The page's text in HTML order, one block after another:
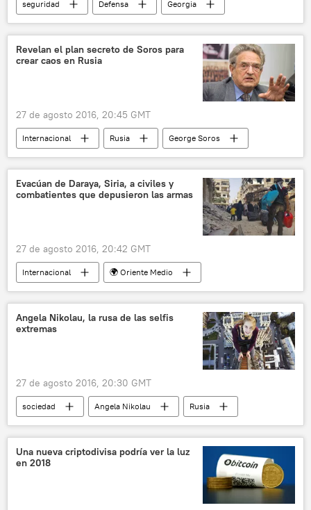
seguridad Defensa
Georgia
Gueorgui Mikautadze
noticias
Revelan el plan secreto de Soros para
crear caos en Rusia
27 de agosto 2016, 20:45 GMT
Internacional Rusia
George Soros
Fundación de Soros
desestabilización
noticias
Evacúan de Daraya, Siria, a civiles y
combatientes que depusieron las armas
27 de agosto 2016, 20:42 GMT
Internacional
🌍 Oriente Medio
El alto el fuego en Siria
Siria
Daraya
Damasco
alto el fuego
evacuación
noticias
Angela Nikolau, la rusa de las selfis
extremas
27 de agosto 2016, 20:30 GMT
sociedad Angela Nikolau
Rusia
noticias
Una nueva criptodivisa podría ver la luz
en 2018